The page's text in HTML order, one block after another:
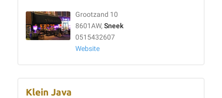
Grootzand 10
8601AW, Sneek
0515432607
Website
Klein Java